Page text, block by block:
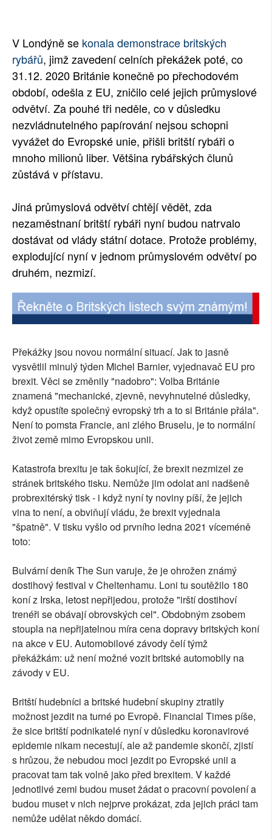
RUBRIKY
PLNÁ VERZE STRÁNEK
V Londýně se konala demonstrace britských
rybářů, jimž zavedení celních překážek poté, co
31.12. 2020 Británie konečně po přechodovém
období, odešla z EU, zničilo celé jejich průmyslové
odvětví. Za pouhé tři neděle, co v důsledku
nezvládnutelného papírování nejsou schopni
vyvážet do Evropské unie, přišli britští rybáři o
mnoho milionů liber. Většina rybářských člunů
zůstává v přístavu.
Jiná průmyslová odvětví chtějí vědět, zda
nezaměstnaní britští rybáři nyní budou natrvalo
dostávat od vlády státní dotace. Protože problémy,
explodující nyní v jednom průmyslovém odvětví po
druhém, nezmizí.
Překážky jsou novou normální situací. Jak to jasně
vysvětlil minulý týden Michel Barnier, vyjednavač EU pro
brexit. Věci se změnily "nadobro": Volba Británie
znamená "mechanické, zjevně, nevyhnutelné důsledky,
když opustíte společný evropský trh a to si Británie přála".
Není to pomsta Francie, ani zlého Bruselu, je to normální
život země mimo Evropskou unii.
Katastrofa brexitu je tak šokující, že brexit nezmizel ze
stránek britského tisku. Nemůže jim odolat ani nadšeně
probrexitérský tisk - i když nyní ty noviny píší, že jejich
vina to není, a obviňují vládu, že brexit vyjednala
"špatně". V tisku vyšlo od prvního ledna 2021 víceméně
toto:
Bulvární deník The Sun varuje, že je ohrožen známý
dostihový festival v Cheltenhamu. Loni tu soutěžilo 180
koní z Irska, letost nepřijedou, protože "irští dostihoví
trenéři se obávají obrovských cel". Obdobným zsobem
stoupla na nepřijatelnou míra cena dopravy britských koní
na akce v EU. Automobilové závody čelí týmž
překážkám: už není možné vozit britské automobily na
závody v EU.
Britští hudebníci a britské hudební skupiny ztratily
možnost jezdit na turné po Evropě. Financial Times píše,
že sice britští podnikatelé nyní v důsledku koronavirové
epidemie nikam necestují, ale až pandemie skončí, zjistí
s hrůzou, že nebudou moci jezdit po Evropské unii a
pracovat tam tak volně jako před brexitem. V každé
jednotlivé zemi budou muset žádat o pracovní povolení a
budou muset v nich nejprve prokázat, zda jejich práci tam
nemůže udělat někdo domácí.